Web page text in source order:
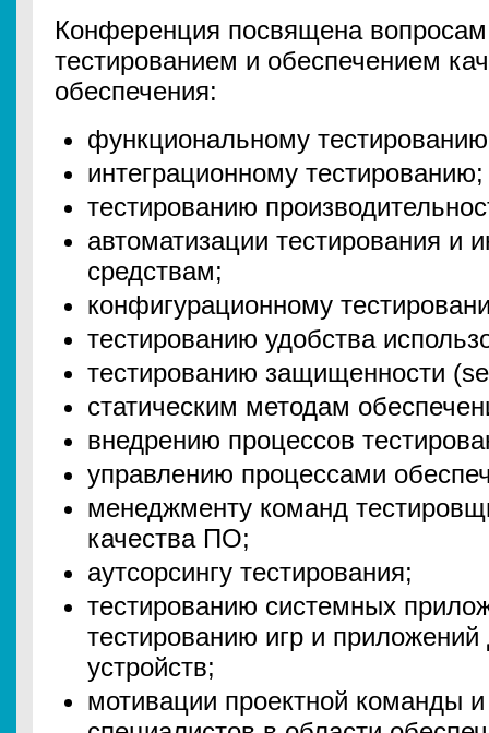
Конференция посвящена
тестированием и обеспечением
обеспечения:
функциональному
интеграционному тестированию;
тестированию
автоматизации тестирования и
средствам;
конфигурационному
тестированию удобства
тестированию защищенности
статическим методам
внедрению процессов
управлению процессами
менеджменту команд
качества ПО;
аутсорсингу тестирования;
тестированию системных
тестированию игр и
устройств;
мотивации проектной команды